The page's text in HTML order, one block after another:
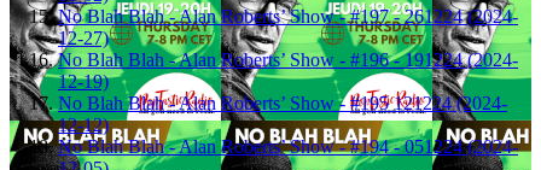
No Blah Blah - Alan Roberts’ Show - #197 - 261224 (2024-
12-27)
No Blah Blah - Alan Roberts’ Show - #196 - 191224 (2024-
12-19)
No Blah Blah - Alan Roberts’ Show - #195 121224 (2024-
12-12)
No Blah Blah - Alan Roberts’ Show - #194 - 051224 (2024-